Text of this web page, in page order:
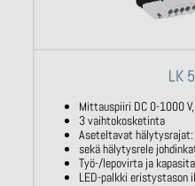
LK
Mittauspiiri DC 0-1000
3 vaihtokosketinta
Aseteltavat
sekä hälytysrele
Työ-/lepovirta ja
LED-palkki eristystason